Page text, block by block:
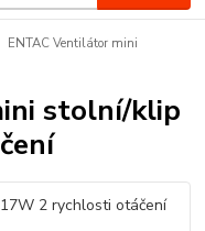
ENTAC Ventilátor mini
stolní/klip